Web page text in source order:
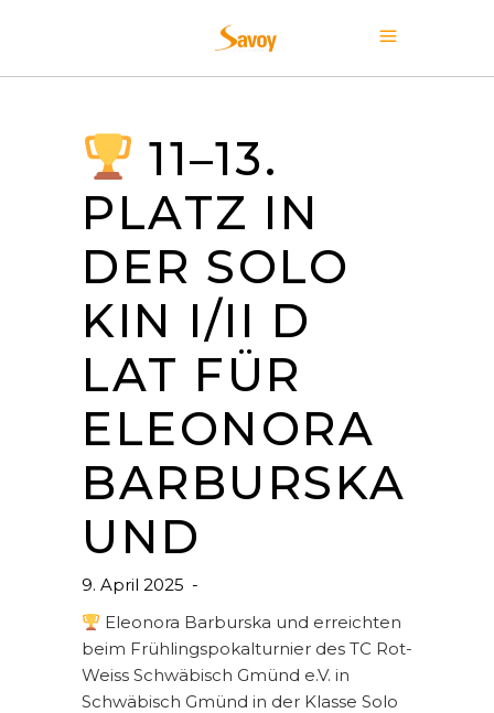
11–13.
PLATZ IN
DER SOLO
KIN I/II D
LAT FÜR
ELEONORA
BARBURSKA
UND
9. April 2025
Eleonora Barburska und erreichten
beim Frühlingspokalturnier des TC Rot-
Weiss Schwäbisch Gmünd e.V. in
Schwäbisch Gmünd in der Klasse Solo